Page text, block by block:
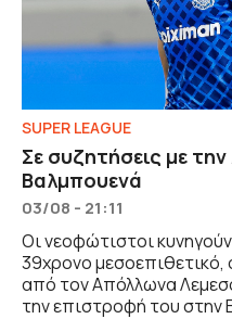
SUPER LEAGUE
Σε συζητήσεις με
Βαλμπουενά
03/08 - 21:11
Οι νεοφώτιστοι
39χρονο μεσοεπιθετικό,
από τον Απόλλωνα
την επιστροφή του στην